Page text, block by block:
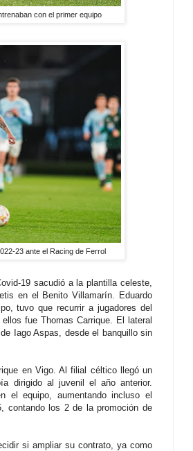
con el primer equipo
23 ante el Racing de Ferrol
19 sacudió a la plantilla celeste,
en el Benito Villamarín. Eduardo
tuvo que recurrir a jugadores del
fue Thomas Carrique. El lateral
Iago Aspas, desde el banquillo sin
en Vigo. Al filial céltico llegó un
dirigido al juvenil el año anterior.
el equipo, aumentando incluso el
contando los 2 de la promoción de
si ampliar su contrato, ya como